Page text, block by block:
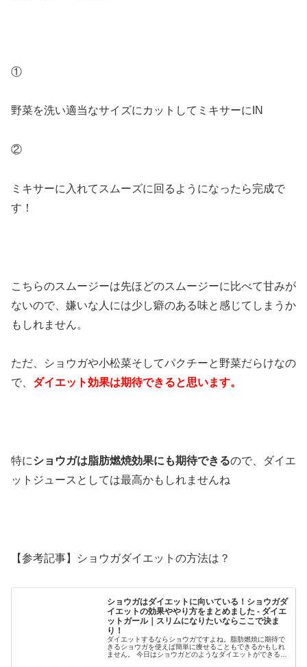
①
野菜を洗い適当なサイズにカットしてミキサーにIN
②
ミキサーに入れてスムーズに回るようになったら完成で
す！
こちらのスムージーは先ほどのスムージーに比べて甘みが
ないので、嫌いな人には少し癖のある味と感じてしまうか
もしれません。
ただ、ショウガや小松菜そしてパクチーと野菜だらけなの
で、 ダイエット効果は期待できると思います。
特にショウガは脂肪燃焼効果にも期待できるので、ダイエ
ットジュースとしては最高かもしれませんね
【参考記事】ショウガダイエットの方法は？
ショウガはダイエットに向いている！ショウガダ
イエットの効果ややり方をまとめました - ダイエ
ットガール｜スリムになりたいならここで決ま
り！
ダイエットするならショウガですよね。脂肪燃焼に期待で
きるショウガを使えば簡単に痩せることもできるかもしれ
ません。 今日はショウガどのようなダイエットができるの